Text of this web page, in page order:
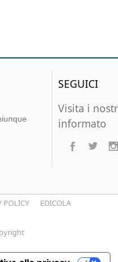
SEGUICI
Visita i
informato
POLICY EDICOLA